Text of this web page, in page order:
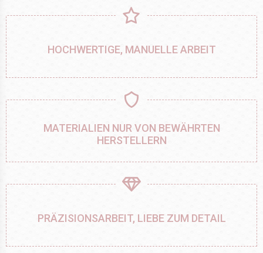
HOCHWERTIGE, MANUELLE ARBEIT
MATERIALIEN NUR VON BEWÄHRTEN
HERSTELLERN
PRÄZISIONSARBEIT, LIEBE ZUM DETAIL